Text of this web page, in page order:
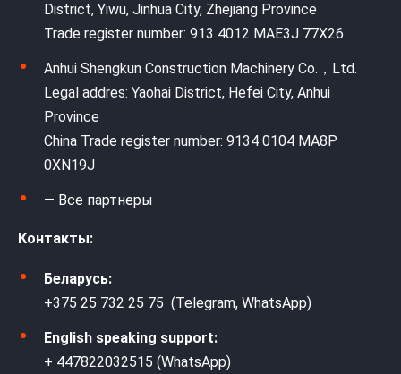
District, Yiwu, Jinhua City, Zhejiang Province
Trade register number: 913 4012 MAE3J 77X26
Anhui Shengkun Construction Machinery Co.，Ltd.
Legal addres: Yaohai District, Hefei City, Anhui
Province
China Trade register number: 9134 0104 MA8P
0XN19J
— Все партнеры
Контакты:
Беларусь:
+375 25 732 25 75 (Telegram, WhatsApp)
English speaking support:
+ 447822032515 (WhatsApp)